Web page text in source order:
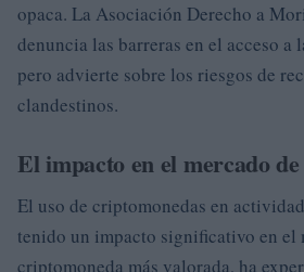
opaca. La Asociación Derecho a
denuncia las barreras en el acceso a
pero advierte sobre los riesgos de
clandestinos.
El impacto en el mercado
El uso de criptomonedas en
tenido un impacto significativo en el
criptomoneda más valorada, ha